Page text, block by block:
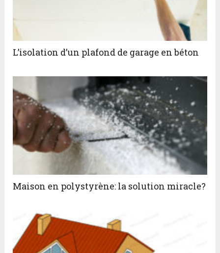
L’isolation d’un plafond de garage en béton
Maison en polystyrène: la solution miracle?